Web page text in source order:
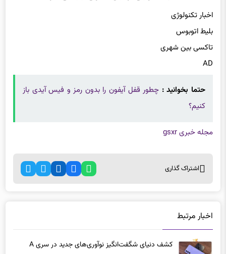
اخبار تکنولوژی
بلیط اتوبوس
تاکسی بین شهری
AD
حتما بخوانید : چطور قفل آیفون را بدون رمز و فیس آیدی باز
کنیم؟
مجله خبری gsxr
اشتراک گذاری
اخبار مرتبط
کشف دنیای شگفت‌انگیز نوآوری‌های جدید در سری A